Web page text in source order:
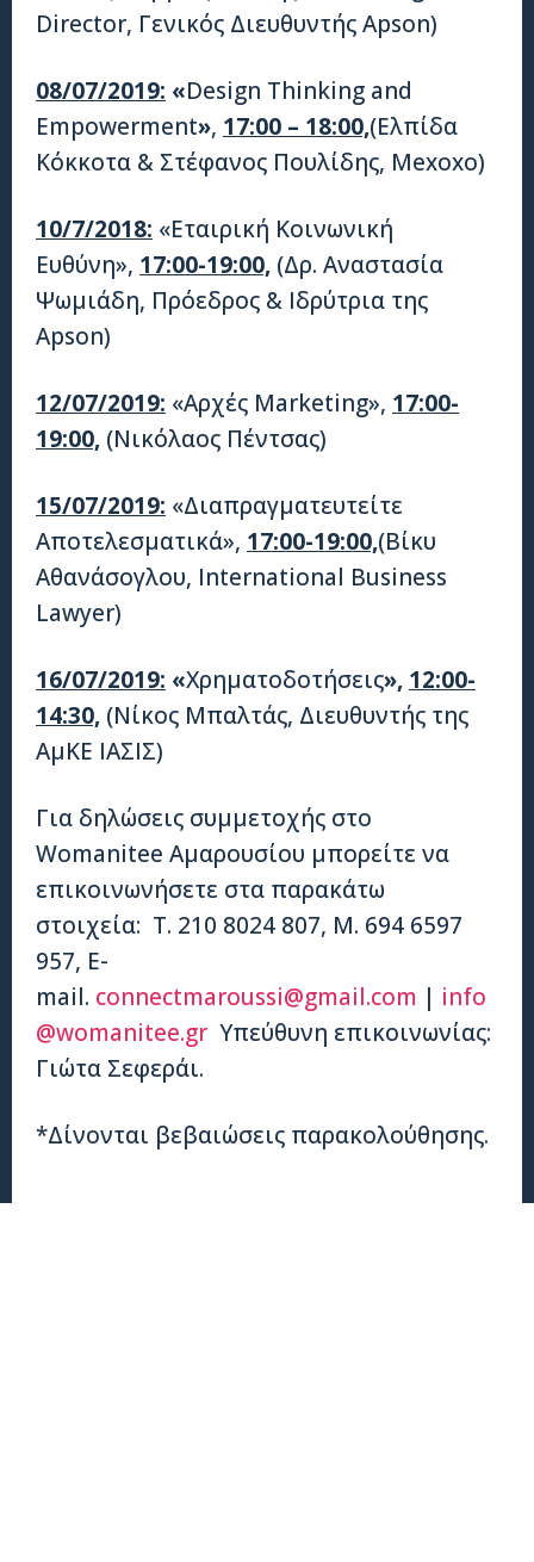
Director, Γενικός Διευθυντής Apson)
08/07/2019: «Design Thinking and
Empowerment», 17:00 – 18:00,(Ελπίδα
Κόκκοτα & Στέφανος Πουλίδης, Mexoxo)
10/7/2018: «Εταιρική Κοινωνική
Ευθύνη», 17:00-19:00, (Δρ. Αναστασία
Ψωμιάδη, Πρόεδρος & Ιδρύτρια της
Apson)
12/07/2019: «Αρχές Marketing», 17:00-
19:00, (Νικόλαος Πέντσας)
15/07/2019: «Διαπραγματευτείτε
Αποτελεσματικά», 17:00-19:00,(Bίκυ
Αθανάσογλου, International Business
Lawyer)
16/07/2019: «Χρηματοδοτήσεις», 12:00-
14:30, (Νίκος Μπαλτάς, Διευθυντής της
ΑμΚΕ ΙΑΣΙΣ)
Για δηλώσεις συμμετοχής στο
Womanitee Αμαρουσίου μπορείτε να
επικοινωνήσετε στα παρακάτω
στοιχεία: Τ. 210 8024 807, Μ. 694 6597
957, E-
mail. connectmaroussi@gmail.com | info
@womanitee.gr Υπεύθυνη επικοινωνίας:
Γιώτα Σεφεράι.
*Δίνονται βεβαιώσεις παρακολούθησης.